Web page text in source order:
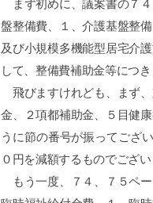
まず初めに、議案書の７
盤整備費、１、介護基盤整
及び小規模多機能型居宅介
して、整備費補助金等につ
飛びますけれども、まず
金、２項都補助金、５目健
うに節の番号が振ってござ
０円を減額するものでござ
もう一度、７４、７５ペ